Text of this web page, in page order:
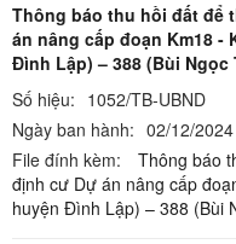
Thông báo thu hồi đất để
án nâng cấp đoạn Km18 -
Đình Lập) – 388 (Bùi Ngọc
Số hiệu: 1052/TB-UBND
Ngày ban hành: 02/12/2024
File đính kèm:
Thông báo
định cư Dự án nâng cấp
huyện Đình Lập) – 388 (Bùi